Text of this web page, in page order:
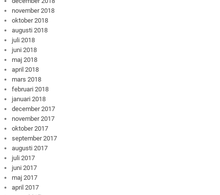
november 2018
oktober 2018
augusti 2018
juli 2018
juni 2018
maj 2018
april 2018
mars 2018
februari 2018
januari 2018
december 2017
november 2017
oktober 2017
september 2017
augusti 2017
juli 2017
juni 2017
maj 2017
april 2017